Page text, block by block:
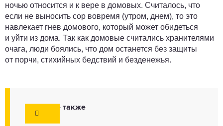
ночью относится и к вере в домовых. Считалось, что
если не выносить сор вовремя (утром, днем), то это
навлекает гнев домового, который может обидеться
и уйти из дома. Так как домовые считались хранителями
очага, люди боялись, что дом останется без защиты
от порчи, стихийных бедствий и безденежья.
Смотрите также